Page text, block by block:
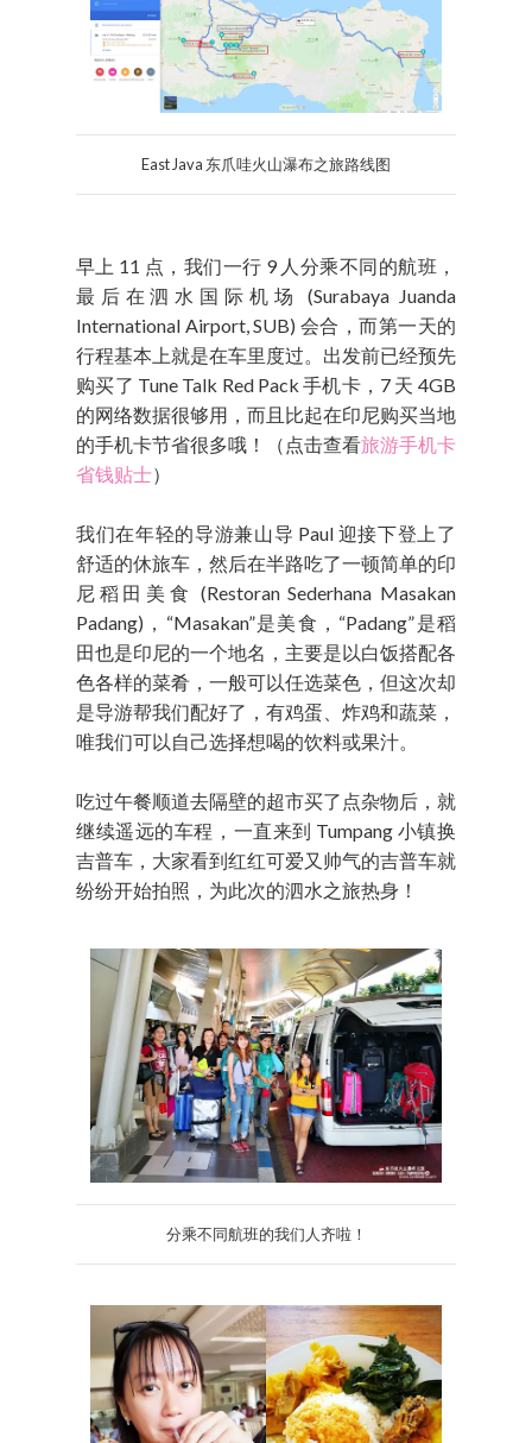
East Java 东爪哇火山瀑布之旅路线图
早上 11 点，我们一行 9 人分乘不同的航班，
最后在泗水国际机场 (Surabaya Juanda
International Airport, SUB) 会合，而第一天的
行程基本上就是在车里度过。出发前已经预先
购买了 Tune Talk Red Pack 手机卡，7 天 4GB
的网络数据很够用，而且比起在印尼购买当地
的手机卡节省很多哦！（点击查看旅游手机卡
省钱贴士）
我们在年轻的导游兼山导 Paul 迎接下登上了
舒适的休旅车，然后在半路吃了一顿简单的印
尼稻田美食 (Restoran Sederhana Masakan
Padang)，“Masakan”是美食，“Padang”是稻
田也是印尼的一个地名，主要是以白饭搭配各
色各样的菜肴，一般可以任选菜色，但这次却
是导游帮我们配好了，有鸡蛋、炸鸡和蔬菜，
唯我们可以自己选择想喝的饮料或果汁。
吃过午餐顺道去隔壁的超市买了点杂物后，就
继续遥远的车程，一直来到 Tumpang 小镇换
吉普车，大家看到红红可爱又帅气的吉普车就
纷纷开始拍照，为此次的泗水之旅热身！
分乘不同航班的我们人齐啦！